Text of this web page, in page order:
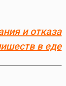
и отказа
в еде